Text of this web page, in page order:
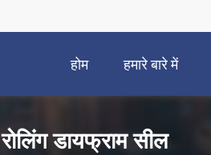
होम हमारे बारे में
रोलिंग डायफ्राम सील